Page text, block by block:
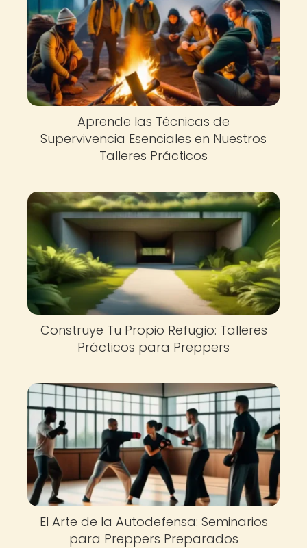
Aprende las Técnicas de
Supervivencia Esenciales en Nuestros
Talleres Prácticos
Construye Tu Propio Refugio: Talleres
Prácticos para Preppers
El Arte de la Autodefensa: Seminarios
para Preppers Preparados